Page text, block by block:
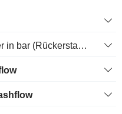
Gezahlte Einkommensteuer in bar (Rückerstattung)